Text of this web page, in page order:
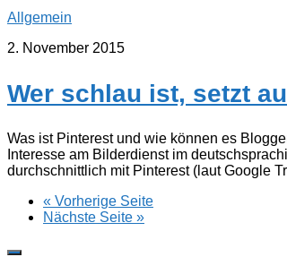
Allgemein
2. November 2015
Wer schlau ist, setzt
Was ist Pinterest und wie können es
Interesse am Bilderdienst im
durchschnittlich mit Pinterest (laut Google
« Vorherige Seite
Nächste Seite »